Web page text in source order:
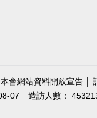
本會網站資料開放宣告
造訪人數：
07